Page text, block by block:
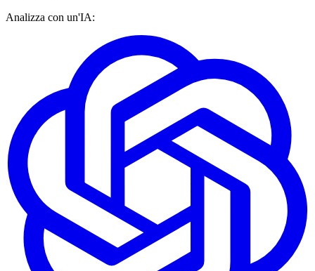
Analizza con un'IA: